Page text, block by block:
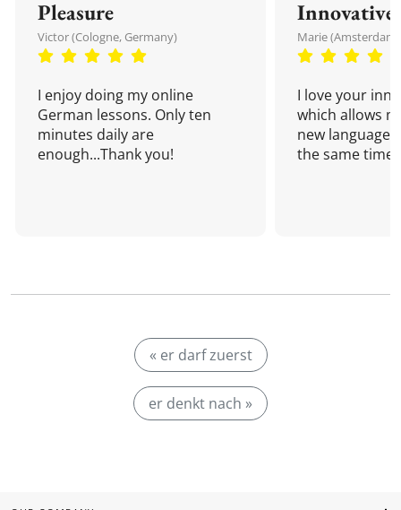
Pleasure
Victor (Cologne, Germany)
I enjoy doing my online
German lessons. Only ten
minutes daily are
enough...Thank you!
Innovative
Marie
I love your
which allows
new language
the same time!
« er darf zuerst
er denkt nach »